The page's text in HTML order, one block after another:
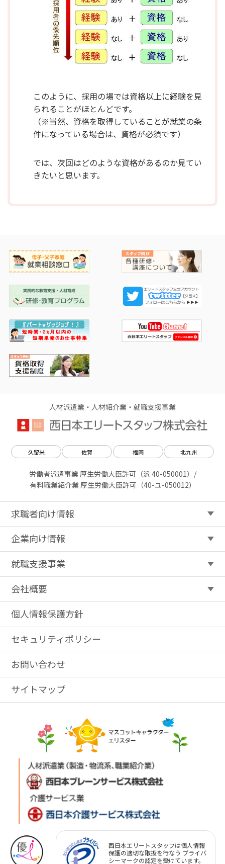
このように、採用の場では資格以上に経験を見
られることがほとんどです。
（※当然、資格を取得していることが就業の条
件になっている場合は、資格が必須です）
では、次回はどのような資格があるのか見てい
きたいと思います。
人材派遣業・人材紹介業・就職支援事業
久留米 佐賀 福岡 北九州
労働者派遣事業 厚生労働大臣許可（派 40-050001）/
有料職業紹介業 厚生労働大臣許可（40-ユ-050012）
求職者向け情報
企業向け情報
就職支援事業
会社概要
個人情報保護方針
セキュリティポリシー
お問い合わせ
サイトマップ
西日本エリートスタッフは個人情報
保護の適切な取扱を行なう プライバ
シーマークの認定を受けています。